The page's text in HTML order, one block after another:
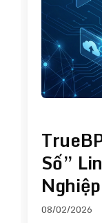
Số”
08/02/2026